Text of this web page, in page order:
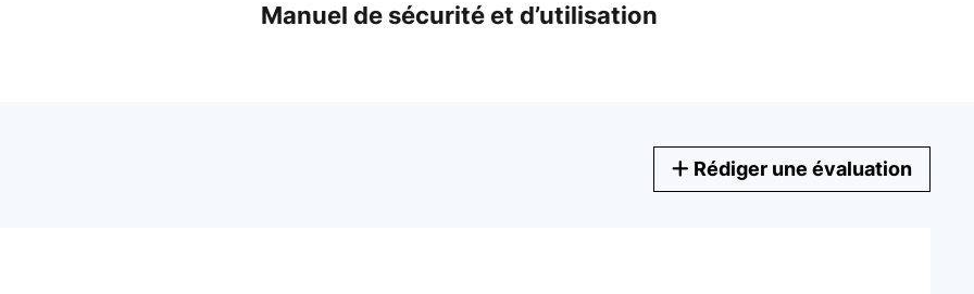
Manuel de sécurité et d’utilisation
Rédiger une évaluation